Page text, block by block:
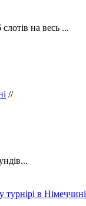
слотів на весь ...
//
в Німеччині